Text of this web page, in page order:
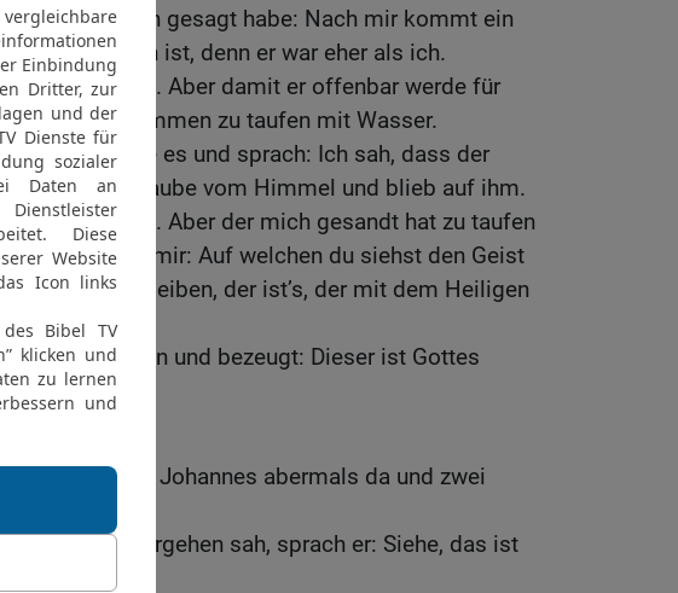
von dem ich gesagt habe: Nach mir kommt ein
mir gewesen ist, denn er war eher als ich.
ihn nicht. Aber damit er offenbar werde für
bin ich gekommen zu taufen mit Wasser.
bezeugte es und sprach: Ich sah, dass der
wie eine Taube vom Himmel und blieb auf ihm.
ihn nicht. Aber der mich gesandt hat zu taufen
der sprach zu mir: Auf welchen du siehst den Geist
und auf ihm bleiben, der ist’s, der mit dem Heiligen
es gesehen und bezeugt: Dieser ist Gottes
Tag stand Johannes abermals da und zwei
Jesus vorübergehen sah, sprach er: Siehe, das ist